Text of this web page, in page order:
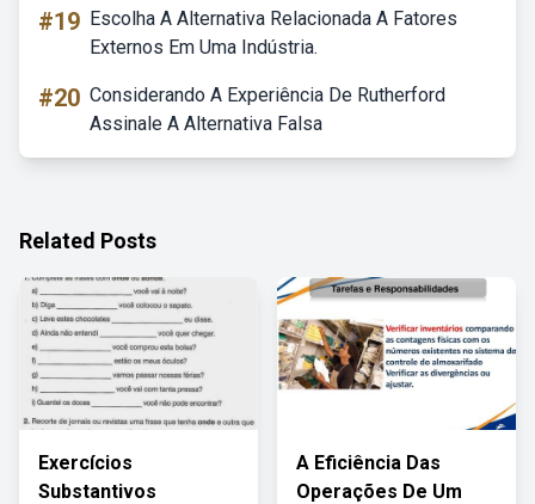
#19 Escolha A Alternativa Relacionada A Fatores
Externos Em Uma Indústria.
#20 Considerando A Experiência De Rutherford
Assinale A Alternativa Falsa
Related Posts
Exercícios
Substantivos
A Eficiência Das
Operações De Um